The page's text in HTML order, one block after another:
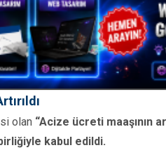
olan “Acize ücreti maaşının
kabul edildi.